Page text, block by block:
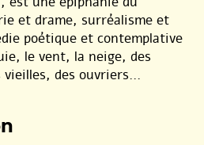
et drame, surréalisme et
poétique et contemplative
le vent, la neige, des
des ouvriers...